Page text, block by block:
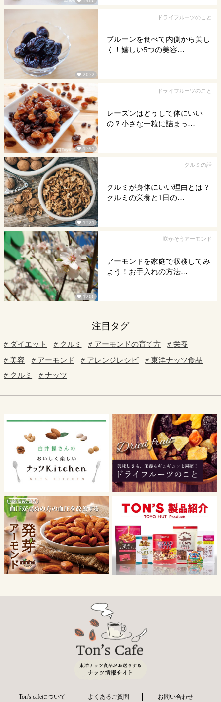
 2072
ドライフルーツのこと
プルーンを食べて内側から美し
く！嬉しい5つの美容…
 1791
ドライフルーツのこと
レーズンはどうして体にいい
の？小さな一粒に詰まっ…
 1321
クルミの話
クルミが身体にいい理由とは？
クルミの栄養と1日の…
 1206
咲かそうアーモンド
アーモンドを家庭で収穫してみ
よう！お手入れの方法…
注目タグ
ダイエット クルミ アーモンドの育て方
栄養
美容
アーモンド アレンジレシピ
東洋ナッツ食品
クルミ
ナッツ
Ton's cafeについて よくあるご質問 お問い合わせ